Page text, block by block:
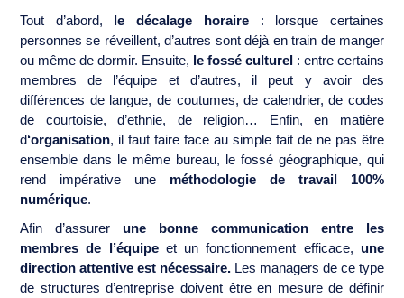
Tout d’abord, le décalage horaire : lorsque certaines
personnes se réveillent, d’autres sont déjà en train de manger
ou même de dormir. Ensuite, le fossé culturel : entre certains
membres de l’équipe et d’autres, il peut y avoir des
différences de langue, de coutumes, de calendrier, de codes
de courtoisie, d’ethnie, de religion… Enfin, en matière
d‘organisation, il faut faire face au simple fait de ne pas être
ensemble dans le même bureau, le fossé géographique, qui
rend impérative une méthodologie de travail 100%
numérique.
Afin d’assurer une bonne communication entre les
membres de l’équipeet un fonctionnement efficace, une
direction attentive est nécessaire. Les managers de ce type
de structures d’entreprise doivent être en mesure de définir